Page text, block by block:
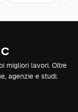
migliori lavori. Oltre
agenzie e studi.